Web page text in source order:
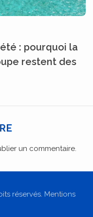
: pourquoi la
restent des
un commentaire.
réservés. Mentions